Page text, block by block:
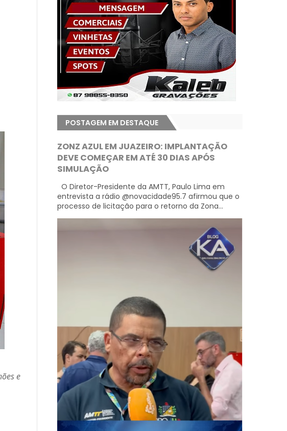
e
POSTAGEM EM DESTAQUE
ZONZ AZUL EM JUAZEIRO: IMPLANTAÇÃO
DEVE COMEÇAR EM ATÉ 30 DIAS APÓS
SIMULAÇÃO
O Diretor-Presidente da AMTT, Paulo Lima em
entrevista a rádio @novacidade95.7 afirmou que o
processo de licitação para o retorno da Zona...